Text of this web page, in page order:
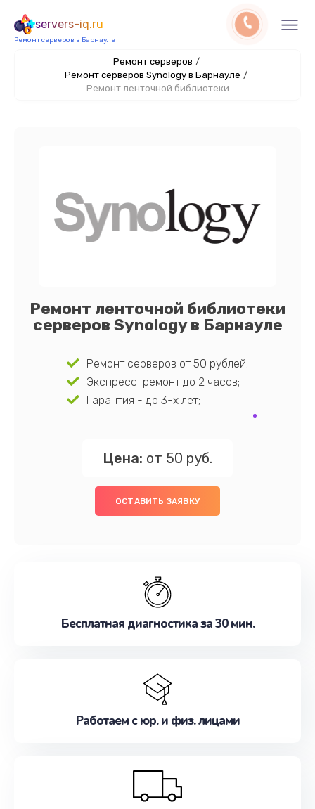
servers-iq.ru
Ремонт серверов в Барнауле
Ремонт серверов /
Ремонт серверов Synology в Барнауле /
Ремонт ленточной библиотеки
Ремонт ленточной библиотеки
серверов Synology в Барнауле
Ремонт серверов от 50 рублей;
Экспресс-ремонт до 2 часов;
Гарантия - до 3-х лет;
Цена: от 50 руб.
ОСТАВИТЬ ЗАЯВКУ
Бесплатная диагностика за 30 мин.
Работаем с юр. и физ. лицами